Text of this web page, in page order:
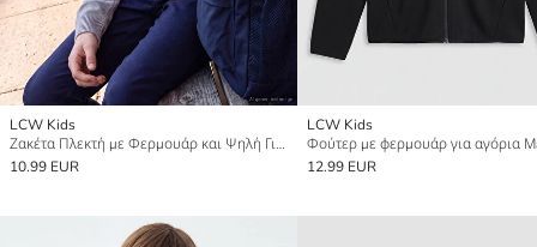
LCW Kids
Ζακέτα Πλεκτή με Φερμουάρ και Ψηλή Γιακά για αγόρια
10.99 EUR
LCW Kids
12.99 EUR